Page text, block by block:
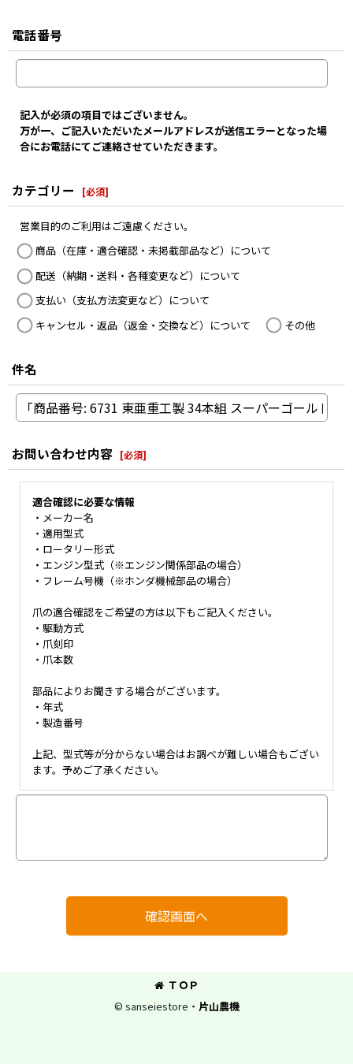
電話番号
記入が必須の項目ではございません。
万が一、ご記入いただいたメールアドレスが送信エラーとなった場
合にお電話にてご連絡させていただきます。
カテゴリー [必須]
営業目的のご利用はご遠慮ください。
商品（在庫・適合確認・未掲載部品など）について
配送（納期・送料・各種変更など）について
支払い（支払方法変更など）について
キャンセル・返品（返金・交換など）について
その他
件名
お問い合わせ内容 [必須]
適合確認に必要な情報
・メーカー名
・適用型式
・ロータリー形式
・エンジン型式（※エンジン関係部品の場合）
・フレーム号機（※ホンダ機械部品の場合）
爪の適合確認をご希望の方は以下もご記入ください。
・駆動方式
・爪刻印
・爪本数
部品によりお聞きする場合がございます。
・年式
・製造番号
上記、型式等が分からない場合はお調べが難しい場合もござい
ます。予めご了承ください。
確認画面へ
ＴＯＰ
© sanseiestore・ 片山農機